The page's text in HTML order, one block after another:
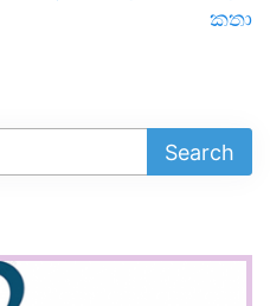
කතා